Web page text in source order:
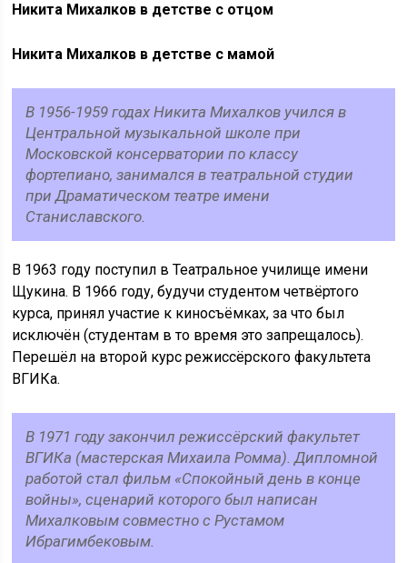
Никита Михалков в детстве с отцом
Никита Михалков в детстве с мамой
В 1956-1959 годах Никита Михалков учился в
Центральной музыкальной школе при
Московской консерватории по классу
фортепиано, занимался в театральной студии
при Драматическом театре имени
Станиславского.
В 1963 году поступил в Театральное училище имени
Щукина. В 1966 году, будучи студентом четвёртого
курса, принял участие к киносъёмках, за что был
исключён (студентам в то время это запрещалось).
Перешёл на второй курс режиссёрского факультета
ВГИКа.
В 1971 году закончил режиссёрский факультет
ВГИКа (мастерская Михаила Ромма). Дипломной
работой стал фильм «Спокойный день в конце
войны», сценарий которого был написан
Михалковым совместно с Рустамом
Ибрагимбековым.